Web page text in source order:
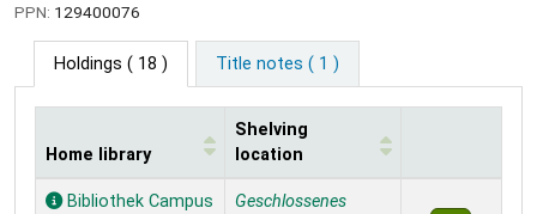
PPN: 129400076
Holdings ( 18 ) Title notes ( 1 )
Holdings
Home library
Shelving
location
Bibliothek Campus
Geschlossenes